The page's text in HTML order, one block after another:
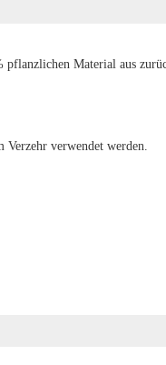
pflanzlichen Material aus
Verzehr verwendet werden.